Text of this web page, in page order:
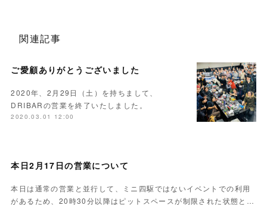
関連記事
ご愛顧ありがとうございました
2020年、2月29日（土）を持ちまして、
DRIBARの営業を終了いたしました。
2020.03.01 12:00
本日2月17日の営業について
本日は通常の営業と並行して、ミニ四駆ではないイベントでの利用
があるため、20時30分以降はピットスペースが制限された状態と…